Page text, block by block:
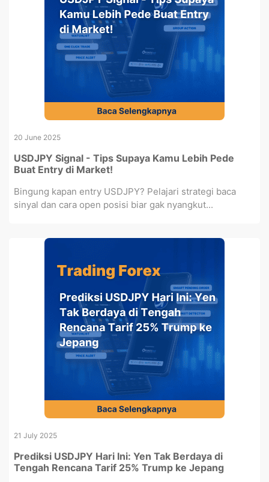
20 June 2025
USDJPY Signal - Tips Supaya Kamu Lebih Pede
Buat Entry di Market!
Bingung kapan entry USDJPY? Pelajari strategi baca
sinyal dan cara open posisi biar gak nyangkut...
21 July 2025
Prediksi USDJPY Hari Ini: Yen Tak Berdaya di
Tengah Rencana Tarif 25% Trump ke Jepang